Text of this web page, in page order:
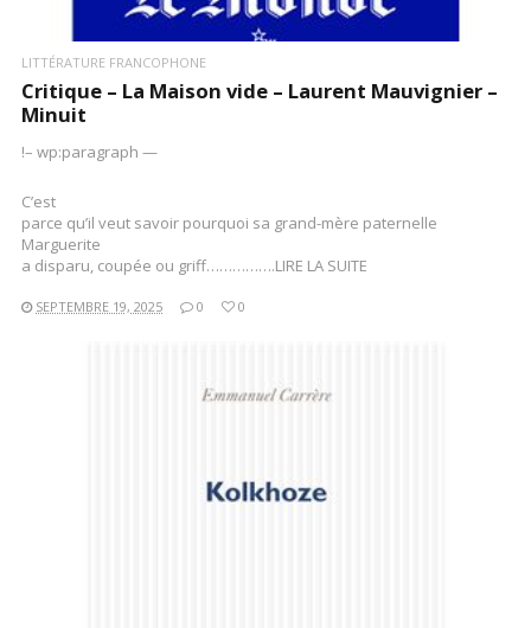
LITTÉRATURE FRANCOPHONE
Critique – La Maison vide – Laurent Mauvignier –
Minuit
!– wp:paragraph —
C’est
parce qu’il veut savoir pourquoi sa grand-mère paternelle
Marguerite
a disparu, coupée ou griff…………….LIRE LA SUITE
SEPTEMBRE 19, 2025 0 0